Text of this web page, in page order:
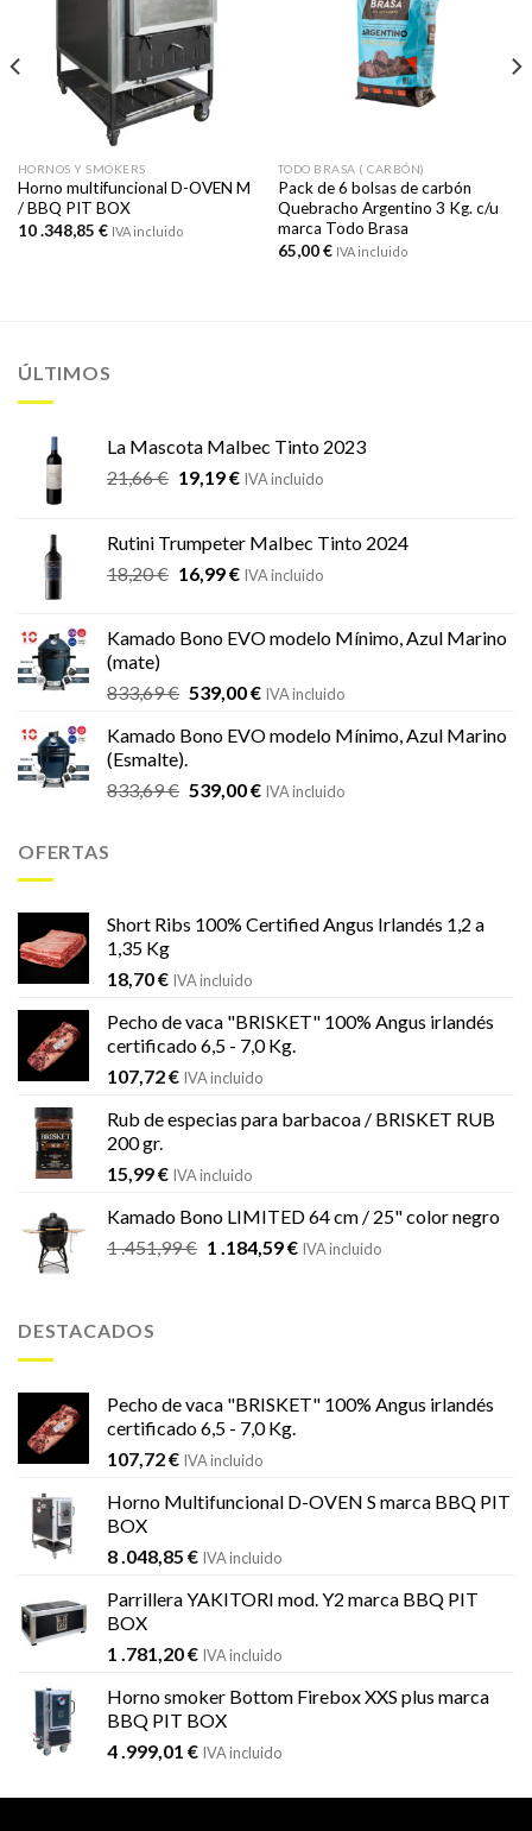
HORNOS Y SMOKERS
Horno multifuncional D-OVEN M
/ BBQ PIT BOX
10 .348,85 € IVA incluido
TODO BRASA ( CARBÓN)
Pack de 6 bolsas de carbón
Quebracho Argentino 3 Kg. c/u
marca Todo Brasa
65,00€ IVA incluido
ÚLTIMOS
La Mascota Malbec Tinto 2023
21,66€ El
era:
21,66 €.
19,19€El
es:
19,19 €.
IVA incluido
Rutini Trumpeter Malbec Tinto 2024
18,20€ El
era:
16,99€El
es:
IVA incluido
Kamado Bono EVO modelo Mínimo, Azul Marino
(mate)
833,69€ El
original
era:
833,69 €.
539,00€El
actual
539,00 €.
IVA incluido
Kamado Bono EVO modelo Mínimo, Azul Marino
(Esmalte).
833,69€ El
539,00€ElIVA incluido
OFERTAS
Short Ribs 100% Certified Angus Irlandés 1,2 a
1,35 Kg
18,70€ IVA incluido
Pecho de vaca "BRISKET" 100% Angus irlandés
certificado 6,5 - 7,0 Kg.
107,72€ IVA incluido
Rub de especias para barbacoa / BRISKET RUB
200 gr.
15,99€ IVA incluido
Kamado Bono LIMITED 64 cm / 25" color negro
1 .451,99€ El
1 .184,59€ElIVA incluido
DESTACADOS
Pecho de vaca "BRISKET" 100% Angus irlandés
certificado 6,5 - 7,0 Kg.
107,72€ IVA incluido
Horno Multifuncional D-OVEN S marca BBQ PIT
BOX
8 .048,85 € IVA incluido
Parrillera YAKITORI mod. Y2 marca BBQ PIT
BOX
1 .781,20€ IVA incluido
Horno smoker Bottom Firebox XXS plus marca
BBQ PIT BOX
4 .999,01 € IVA incluido